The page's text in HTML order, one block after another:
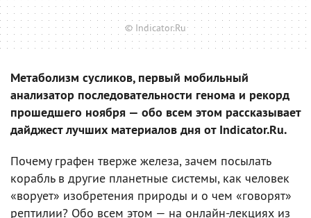
© Indicator.Ru
Метаболизм сусликов, первый мобильный
анализатор последовательности генома и рекорд
прошедшего ноября — обо всем этом рассказывает
дайджест лучших материалов дня от Indicator.Ru.
Почему графен тверже железа, зачем посылать
корабль в другие планетные системы, как человек
«ворует» изобретения природы и о чем «говорят»
рептилии? Обо всем этом — на онлайн-лекциях из